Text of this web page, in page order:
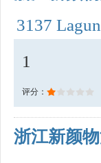
3137
1
评分：
浙江新颜